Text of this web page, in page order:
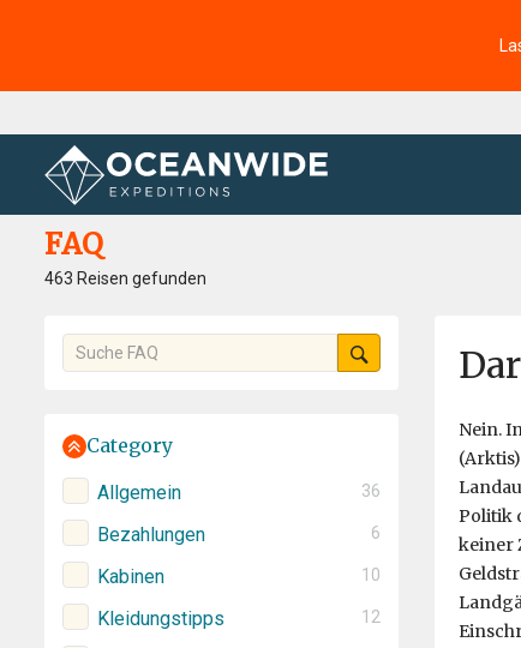
Startseite FAQ
FAQ
463 Reisen gefunden
Category
Allgemein 36
Bezahlungen 6
Kabinen 10
Kleidungstipps 12
Nein.
Politik
keiner